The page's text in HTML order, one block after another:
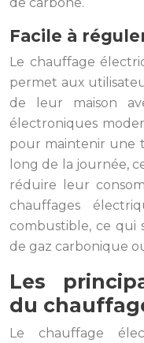
de carbone.
Facile à
Le chauffage
permet aux
de leur maison
électroniques
pour maintenir une
long de la journée,
réduire leur
chauffages
combustible, ce qui
de gaz carbonique
Les
du
Le chauffage